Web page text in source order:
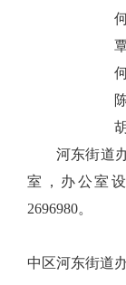
何
覃
何
陈
胡
河东街道
室， 办公室
2696980。
中区河东街道